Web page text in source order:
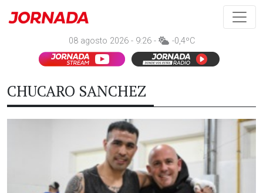
08 agosto 2026 - 9:26 - -0,4ºC
CHUCARO SANCHEZ